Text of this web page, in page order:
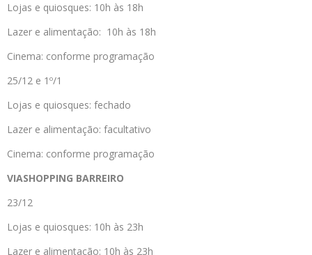
Lojas e quiosques: 10h às 18h
Lazer e alimentação: 10h às 18h
Cinema: conforme programação
25/12 e 1º/1
Lojas e quiosques: fechado
Lazer e alimentação: facultativo
Cinema: conforme programação
VIASHOPPING BARREIRO
23/12
Lojas e quiosques: 10h às 23h
Lazer e alimentação: 10h às 23h